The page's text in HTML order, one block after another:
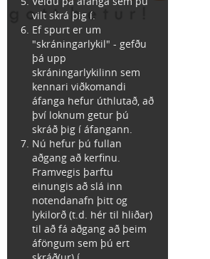
vilt skrá þig í.
Ef spurt er um
"skráningarlykil" - gefðu
þá upp
skráningarlykilinn sem
kennari viðkomandi
áfanga hefur úthlutað, að
því loknum getur þú
skráð þig í áfangann.
Nú hefur þú fullan
aðgang að kerfinu.
Framvegis þarftu
einungis að slá inn
notendanafn þitt og
lykilorð (t.d. hér til hliðar)
til að fá aðgang að þeim
áföngum sem þú ert